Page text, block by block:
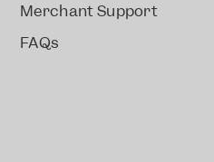
Merchant Support
FAQs